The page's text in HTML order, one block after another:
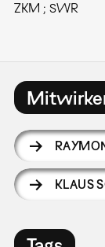
ZKM ; SWR
KLAUS